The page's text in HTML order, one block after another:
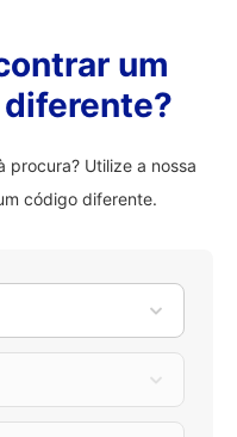
um
procura? Utilize a nossa
código diferente.